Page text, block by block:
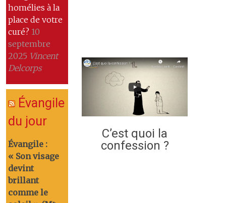
homélies à la
place de votre
curé? 10
septembre
2025 Vincent
Delcorps
Évangile
du jour
Évangile :
« Son visage
devint
brillant
comme le
C’est quoi la
confession ?